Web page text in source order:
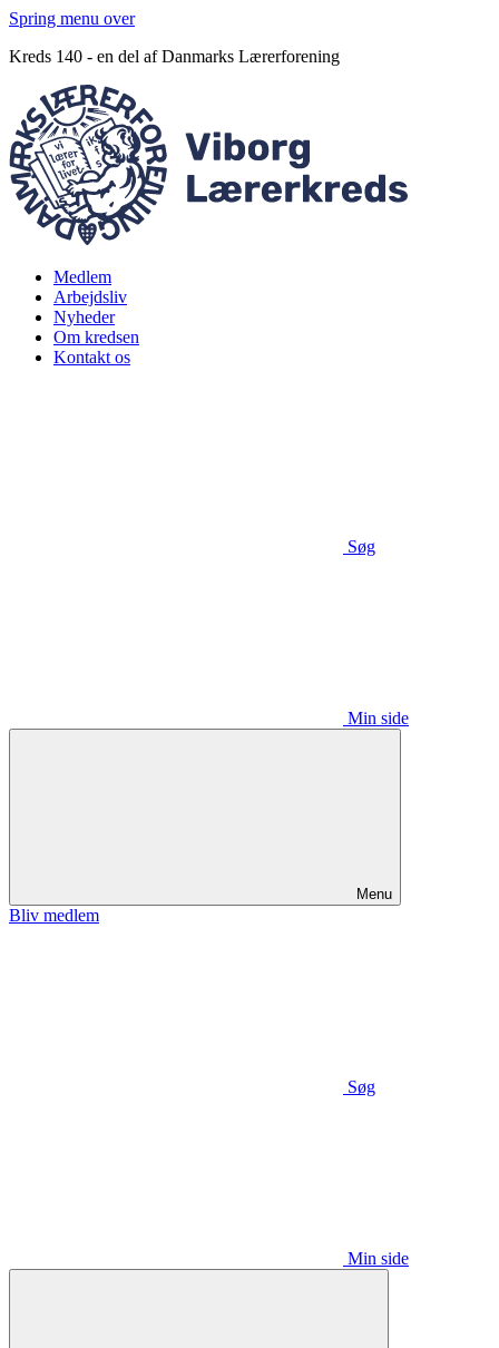
Spring menu over
Kreds 140 - en del af Danmarks Lærerforening
Medlem
Arbejdsliv
Nyheder
Om kredsen
Kontakt os
Søg
Min side
Menu
Bliv medlem
Søg
Min side